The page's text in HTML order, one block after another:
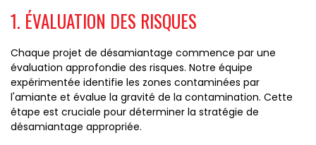
1. ÉVALUATION DES RISQUES
Chaque projet de désamiantage commence par une
évaluation approfondie des risques. Notre équipe
expérimentée identifie les zones contaminées par
l'amiante et évalue la gravité de la contamination. Cette
étape est cruciale pour déterminer la stratégie de
désamiantage appropriée.